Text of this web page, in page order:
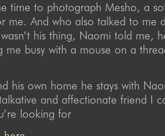
time to photograph Mesho, a
me. And who also talked to me
his thing, Naomi told me,
me busy with a mouse on a
his own home he stays with
and affectionate friend I
looking for